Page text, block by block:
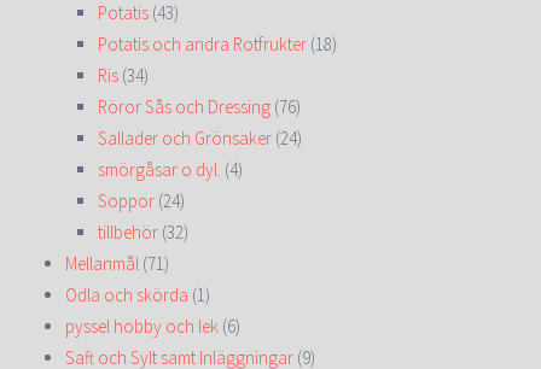
Potatis (43)
Potatis och andra Rotfrukter (18)
Ris (34)
Röror Sås och Dressing (76)
Sallader och Grönsaker (24)
smörgåsar o dyl. (4)
Soppor (24)
tillbehör (32)
Mellanmål (71)
Odla och skörda (1)
pyssel hobby och lek (6)
Saft och Sylt samt Inläggningar (9)